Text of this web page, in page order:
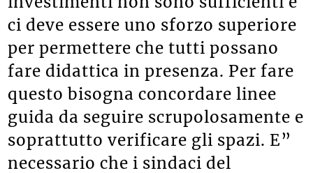
ci deve essere uno sforzo superiore
per permettere che tutti possano
fare didattica in presenza. Per fare
questo bisogna concordare linee
guida da seguire scrupolosamente e
soprattutto verificare gli spazi. E”
necessario che i sindaci del